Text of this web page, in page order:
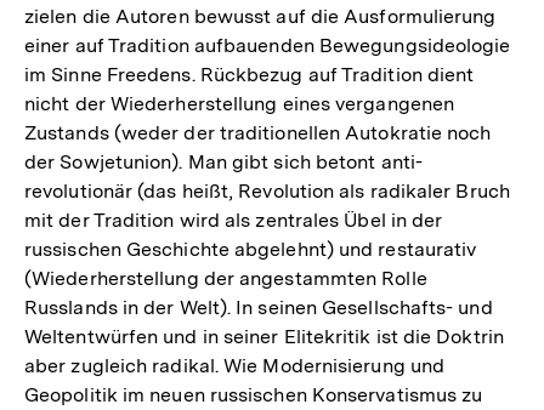
zielen die Autoren bewusst auf die Ausformulierung
einer auf Tradition aufbauenden Bewegungsideologie
im Sinne Freedens. Rückbezug auf Tradition dient
nicht der Wiederherstellung eines vergangenen
Zustands (weder der traditionellen Autokratie noch
der Sowjetunion). Man gibt sich betont anti-
revolutionär (das heißt, Revolution als radikaler Bruch
mit der Tradition wird als zentrales Übel in der
russischen Geschichte abgelehnt) und restaurativ
(Wiederherstellung der angestammten Rolle
Russlands in der Welt). In seinen Gesellschafts- und
Weltentwürfen und in seiner Elitekritik ist die Doktrin
aber zugleich radikal. Wie Modernisierung und
Geopolitik im neuen russischen Konservatismus zu